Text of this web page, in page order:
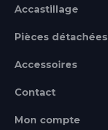
Accastillage
Pièces détachées
Accessoires
Contact
Mon compte